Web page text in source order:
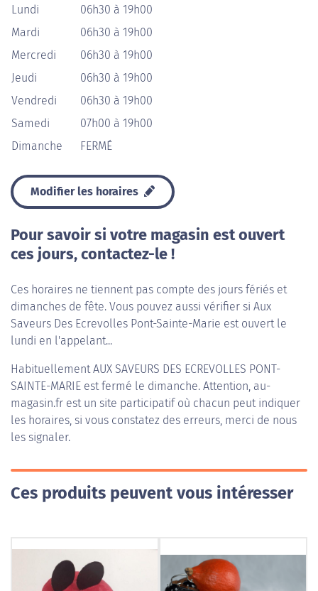
Lundi
06h30 à 19h00
Mardi
06h30 à 19h00
Mercredi
06h30 à 19h00
Jeudi
06h30 à 19h00
Vendredi
06h30 à 19h00
Samedi
07h00 à 19h00
Dimanche
FERMÉ
Modifier les horaires
Pour savoir si votre magasin est ouvert
ces jours, contactez-le !
Ces horaires ne tiennent pas compte des jours fériés et
dimanches de fête. Vous pouvez aussi vérifier si Aux
Saveurs Des Ecrevolles Pont-Sainte-Marie est ouvert le
lundi en l'appelant...
HabituellementAUX SAVEURS DES ECREVOLLES PONT-
SAINTE-MARIE est fermé le dimanche. Attention, au-
magasin.fr est un site participatif où chacun peut indiquer
les horaires, si vous constatez des erreurs, merci de nous
les signaler.
Ces produits peuvent vous intéresser